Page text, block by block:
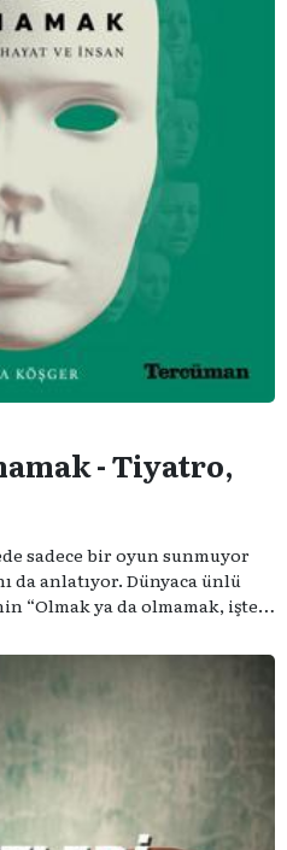
- Tiyatro,
sadece bir oyun sunmuyor
da anlatıyor. Dünyaca ünlü
“Olmak ya da olmamak, işte
uzman isimleriyle